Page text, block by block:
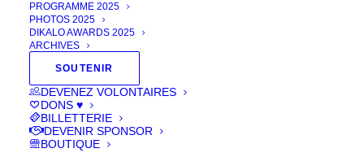
PROGRAMME 2025
PHOTOS 2025
DIKALO AWARDS 2025
ARCHIVES
SOUTENIR
DEVENEZ VOLONTAIRES
DONS ♥
BILLETTERIE
DEVENIR SPONSOR
BOUTIQUE